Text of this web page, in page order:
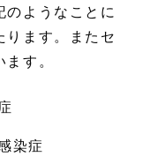
のようなことに
ります。またセ
す。
染症